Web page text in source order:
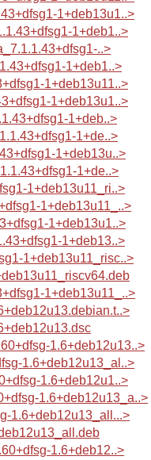
1+deb13u1..>
1+deb1..>
..>
1+deb1..>
1+deb13u11..>
1+deb13u1..>
1+deb..>
1+de..>
1+deb13u..>
1+de..>
1+deb13u11_ri..>
1+deb13u11_..>
1+deb13u1..>
1+deb13..>
1+deb13u11_risc..>
1+deb13u11_..>
1.6+deb12u13..>
1.6+deb12u13_al..>
1.6+deb12u1..>
1.6+deb12u13_a..>
1.6+deb12u13_all...>
1.6+deb12..>